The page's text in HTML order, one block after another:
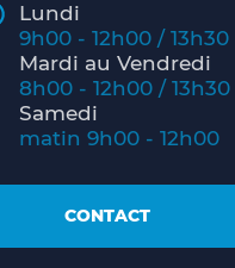
Lundi
9h00 - 12h00 / 13h30
Mardi au Vendredi
8h00 - 12h00 /
Samedi
matin 9h00 - 12h00
CONTACT